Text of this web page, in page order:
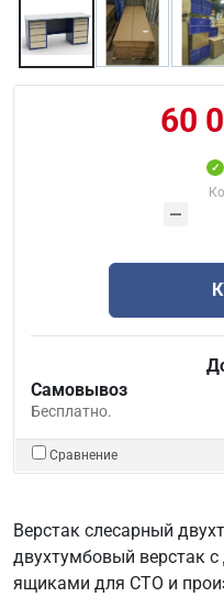
60
Самовывоз
Бесплатно.
Сравнение
Верстак слесарный
двухтумбовый верстак
ящиками для СТО и